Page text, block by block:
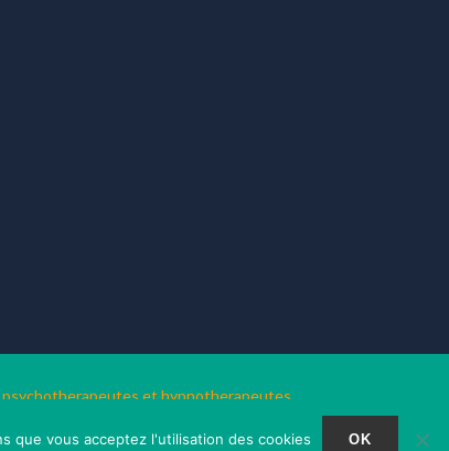
et hypnotherapeutes.
que vous acceptez l'utilisation des cookies OK